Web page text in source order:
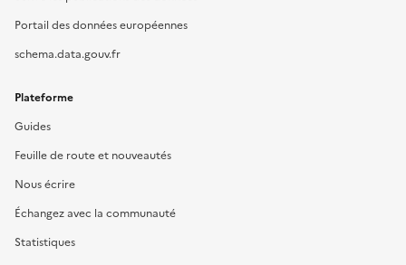
Portail des données européennes
schema.data.gouv.fr
Plateforme
Guides
Feuille de route et nouveautés
Nous écrire
Échangez avec la communauté
Statistiques